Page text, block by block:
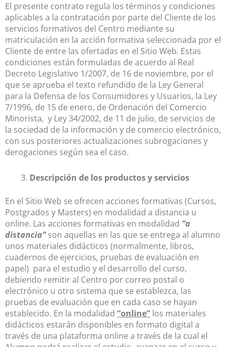
El presente contrato regula los términos y condiciones
aplicables a la contratación por parte del Cliente de los
servicios formativos del Centro mediante su
matriculación en la acción formativa seleccionada por el
Cliente de entre las ofertadas en el Sitio Web. Estas
condiciones están formuladas de acuerdo al Real
Decreto Legislativo 1/2007, de 16 de noviembre, por el
que se aprueba el texto refundido de la Ley General
para la Defensa de los Consumidores y Usuarios, la Ley
7/1996, de 15 de enero, de Ordenación del Comercio
Minorista, y Ley 34/2002, de 11 de julio, de servicios de
la sociedad de la información y de comercio electrónico,
con sus posteriores actualizaciones subrogaciones y
derogaciones según sea el caso.
Descripción de los productos y servicios
En el Sitio Web se ofrecen acciones formativas (Cursos,
Postgrados y Masters) en modalidad a distancia u
online. Las acciones formativas en modalidad “a
distancia”son aquellas en las que se entrega al alumno
unos materiales didácticos (normalmente, libros,
cuadernos de ejercicios, pruebas de evaluación en
papel) para el estudio y el desarrollo del curso,
debiendo remitir al Centro por correo postal o
electrónico u otro sistema que se establezca, las
pruebas de evaluación que en cada caso se hayan
establecido. En la modalidad “online” los materiales
didácticos estarán disponibles en formato digital a
través de una plataforma online a través de la cual el